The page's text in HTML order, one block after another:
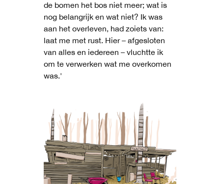
de bomen het bos niet meer; wat is
nog belangrijk en wat niet? Ik was
aan het overleven, had zoiets van:
laat me met rust. Hier – afgesloten
van alles en iedereen – vluchtte ik
om te verwerken wat me overkomen
was.'